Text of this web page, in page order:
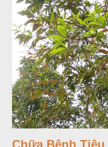
Tam Đảo (Vĩnh Phúc), đã
năm 1560- 70); thường
hoa; trồng một lần thu hoạch
Chữa Bệnh Tiêu